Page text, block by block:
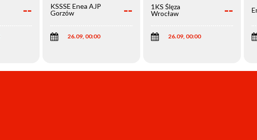
--
KSSSE Enea AJP
Gorzów
--
26.09, 00:00
1KS Ślęza
Wrocław
--
26.09, 00:00